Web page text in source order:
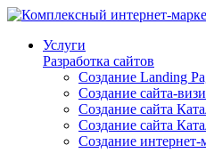
Услуги
Разработка сайтов
Создание Landing
Создание сайта-
Создание сайта
Создание сайта
Создание интернет-